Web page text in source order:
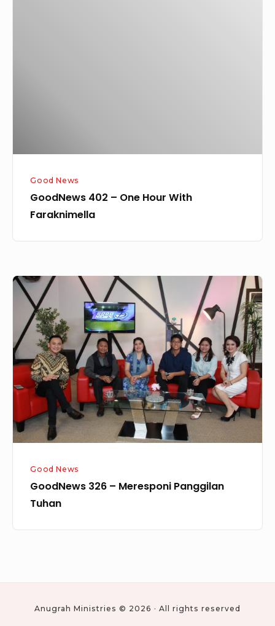
Good News
GoodNews 402 – One Hour With
Faraknimella
GoodNews
326
Meresponi
Panggilan
Tuhan
Good News
GoodNews 326 – Meresponi Panggilan
Tuhan
Anugrah Ministries © 2026 · All rights reserved